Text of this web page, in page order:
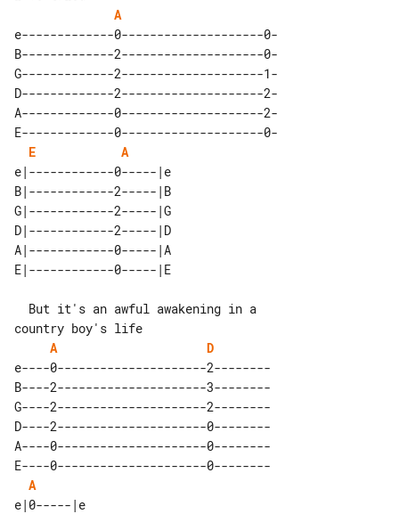
A
e-------------0--------------------0-
B-------------2--------------------0-
G-------------2--------------------1-
D-------------2--------------------2-
A-------------0--------------------2-
E-------------0--------------------0-
E
A
e|------------0-----|e
B|------------2-----|B
G|------------2-----|G
D|------------2-----|D
A|------------0-----|A
A
D
e----0---------------------2--------
B----2---------------------3--------
G----2---------------------2--------
D----2---------------------0--------
A----0---------------------0--------
E----0---------------------0--------
A
e|0-----|e